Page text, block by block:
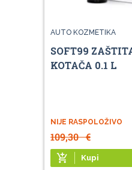
AUTO KOZMETIKA
SOFT99
KOTAČA 0.1 L
NIJE RASPOLOŽIVO
109,30€
add_shopping_cart Kupi